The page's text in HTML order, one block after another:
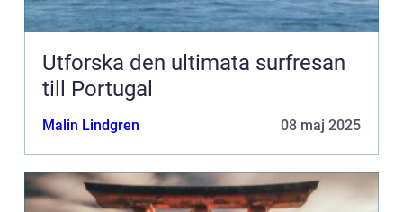
Utforska den ultimata surfresan
till Portugal
Malin Lindgren 08 maj 2025